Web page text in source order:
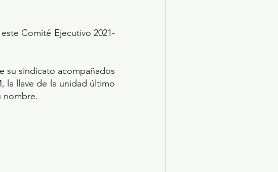
Comité Ejecutivo 2021-
su sindicato acompañados
la llave de la unidad último
nombre.